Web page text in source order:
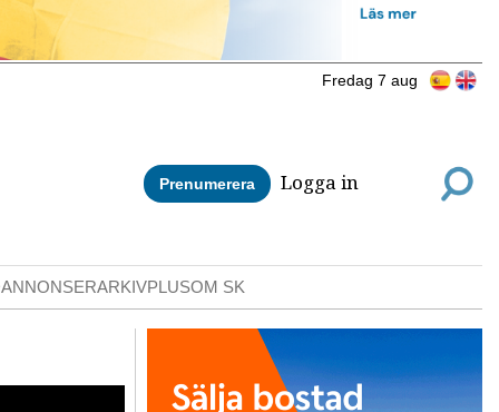
Fredag 7 aug
Prenumerera Logga in
ARKIVPLUSOM SK